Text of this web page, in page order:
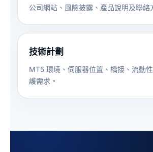
公司網站、風險披露、產品說明及聯絡
技術計劃
MT5 環境、伺服器位置、橋接、流動
護需求。